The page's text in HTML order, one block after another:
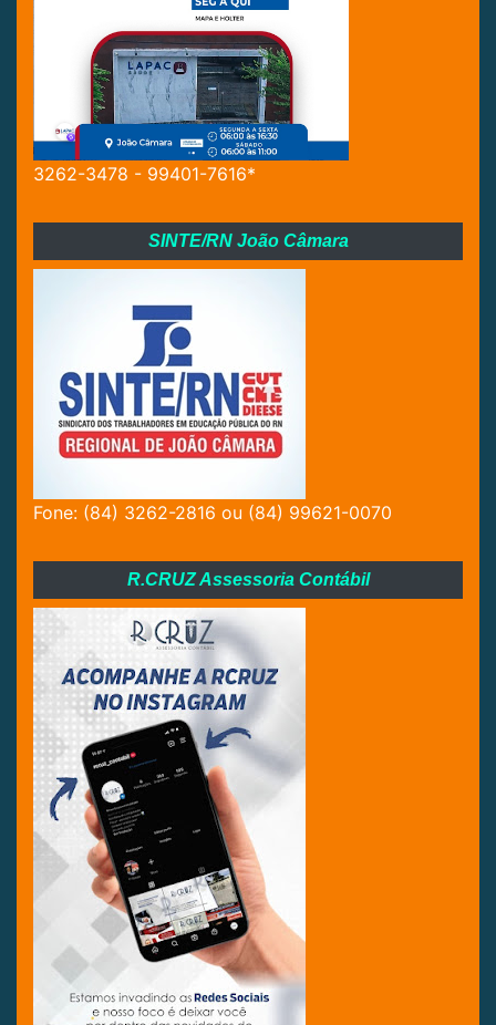
3262-3478 - 99401-7616*
SINTE/RN João Câmara
Fone: (84) 3262-2816 ou (84) 99621-0070
R.CRUZ Assessoria Contábil